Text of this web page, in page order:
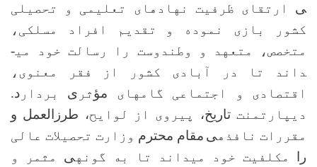
ی ارتقای ظرفیت نهاد­های تعلیمی و تحصیلی
کشور بازی نموده و
تقدیم افراد مسلکی،
متخصص، متعهد و وطن­دوست را رسالت خود می­
داند تا در آبادی کشور از فقر معنوی،
اقتصادی و اجتماعی گام­های مؤثر ی بردار د.
دیپارتمنتتاریخ، پیروی از لوایح، طرزالعمل و
مقررات نافذه­ی مقام محترم وزارت تحصیلات عالی
را
مکلفیت خود می­داند تا به گونه­ی مثمر و